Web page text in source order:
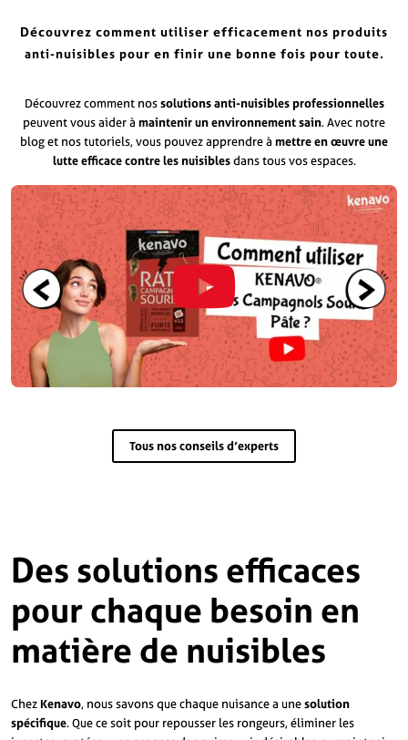
Découvrez comment utiliser efficacement nos produits
anti-nuisibles pour en finir une bonne fois pour toute.
Découvrez comment nossolutions anti-nuisibles professionnelles
peuvent vous aider à maintenir un environnement sain. Avec notre
blog et nos tutoriels, vous pouvez apprendre à mettre en œuvre une
lutte efficace contre les nuisiblesdans tous vos espaces.
Tous nos conseils d’experts
Des solutions efficaces
pour chaque besoin en
matière de nuisibles
ChezKenavo, nous savons que chaque nuisance a unesolution
spécifique. Que ce soit pour repousser les rongeurs, éliminer les